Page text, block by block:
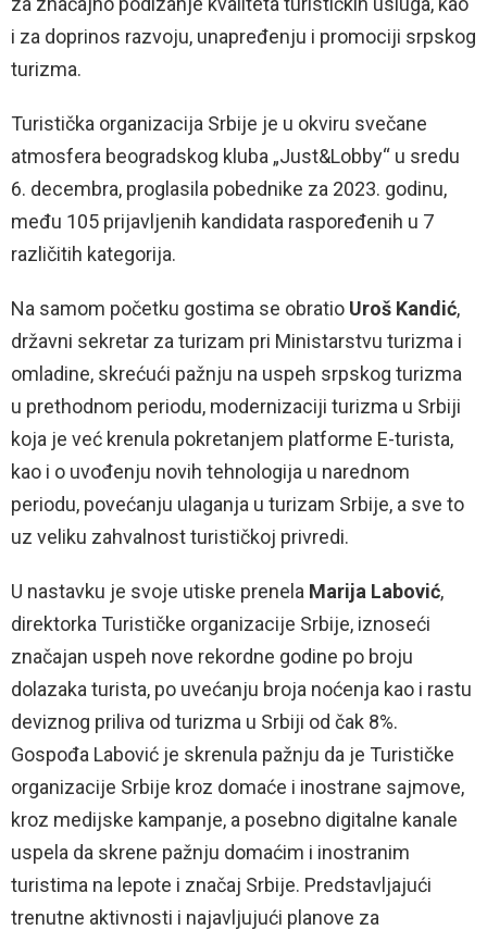
i za doprinos razvoju, unapređenju i promociji srpskog
turizma.
Turistička organizacija Srbije je u okviru svečane
atmosfera beogradskog kluba „Just&Lobby“ u sredu
6. decembra, proglasila pobednike za 2023. godinu,
među 105 prijavljenih kandidata raspoređenih u 7
različitih kategorija.
Na samom početku gostima se obratio Uroš Kandić,
državni sekretar za turizam pri Ministarstvu turizma i
omladine, skrećući pažnju na uspeh srpskog turizma
u prethodnom periodu, modernizaciji turizma u Srbiji
koja je već krenula pokretanjem platforme E-turista,
kao i o uvođenju novih tehnologija u narednom
periodu, povećanju ulaganja u turizam Srbije, a sve to
uz veliku zahvalnost turističkoj privredi.
U nastavku je svoje utiske prenela Marija Labović,
direktorka Turističke organizacije Srbije, iznoseći
značajan uspeh nove rekordne godine po broju
dolazaka turista, po uvećanju broja noćenja kao i rastu
deviznog priliva od turizma u Srbiji od čak 8%.
Gospođa Labović je skrenula pažnju da je Turističke
organizacije Srbije kroz domaće i inostrane sajmove,
kroz medijske kampanje, a posebno digitalne kanale
uspela da skrene pažnju domaćim i inostranim
turistima na lepote i značaj Srbije. Predstavljajući
trenutne aktivnosti i najavljujući planove za